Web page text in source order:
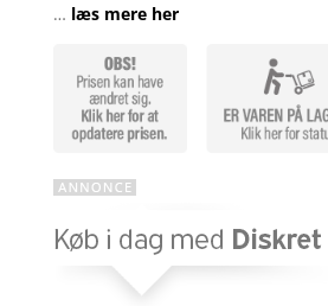
… læs mere her